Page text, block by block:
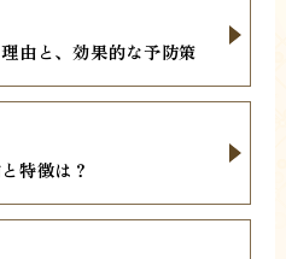
由と、効果的な予防策
特徴は？